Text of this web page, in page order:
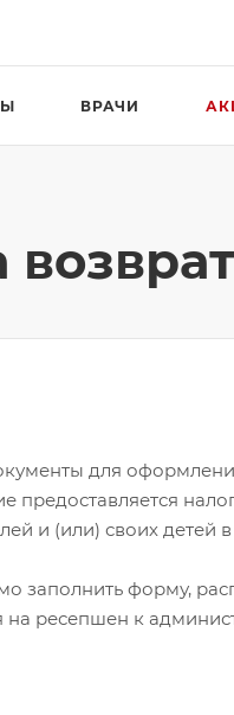
ВРАЧИ
для
и (или) своих детей в
заполнить форму,
на ресепшен к